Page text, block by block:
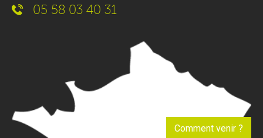
05 58 03 40 31
Comment venir ?